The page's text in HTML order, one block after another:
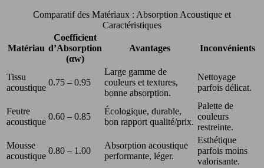
Comparatif des Matériaux : Absorption Acoustique et
Caractéristiques
Matériau
Coefficient
d’Absorption
(αw)
Avantages Inconvénients
Tissu
acoustique
0.75 – 0.95
Large gamme de
couleurs et textures,
bonne absorption.
Nettoyage
parfois délicat.
Feutre
acoustique
0.60 – 0.85
Écologique, durable,
bon rapport qualité/prix.
Palette de
couleurs
restreinte.
Mousse
acoustique
0.80 – 1.00
Absorption acoustique
performante, léger.
Esthétique
parfois moins
valorisante.